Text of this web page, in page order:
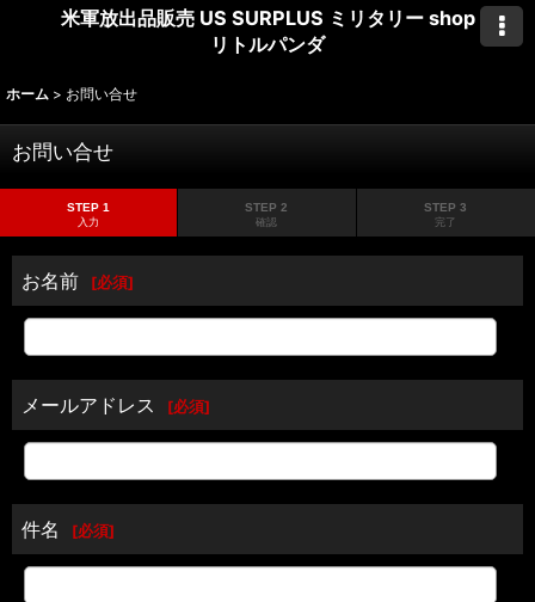
米軍放出品販売 US SURPLUS ミリタリー shop
リトルパンダ
ホーム > お問い合せ
お問い合せ
STEP 1
入力
STEP 2
確認
STEP 3
完了
お名前 [必須]
メールアドレス [必須]
件名 [必須]